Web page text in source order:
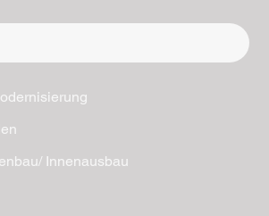
Innenausbau